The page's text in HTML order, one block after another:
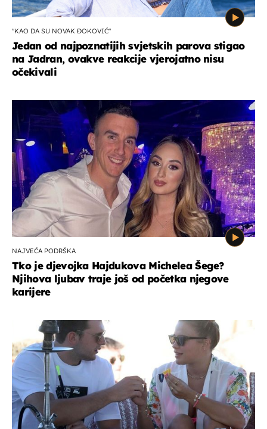
"KAO DA SU NOVAK ĐOKOVIĆ"
Jedan od najpoznatijih svjetskih parova stigao
na Jadran, ovakve reakcije vjerojatno nisu
očekivali
NAJVEĆA PODRŠKA
Tko je djevojka Hajdukova Michelea Šege?
Njihova ljubav traje još od početka njegove
karijere